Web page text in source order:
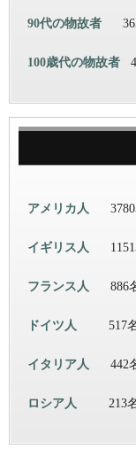
90代の物故者
100歳代の物故者
アメリカ人
イギリス人
フランス人 886
ドイツ人 517
イタリア人 442
ロシア人 213